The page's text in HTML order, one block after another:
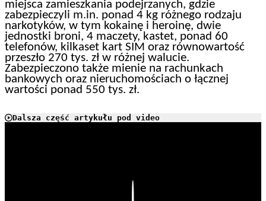
miejsca zamieszkania podejrzanych, gdzie
zabezpieczyli m.in. ponad 4 kg różnego rodzaju
narkotyków, w tym kokainę i heroinę, dwie
jednostki broni, 4 maczety, kastet, ponad 60
telefonów, kilkaset kart SIM oraz równowartość
przeszło 270 tys. zł w różnej walucie.
Zabezpieczono także mienie na rachunkach
bankowych oraz nieruchomościach o łącznej
wartości ponad 550 tys. zł.
Dalsza część artykułu pod video